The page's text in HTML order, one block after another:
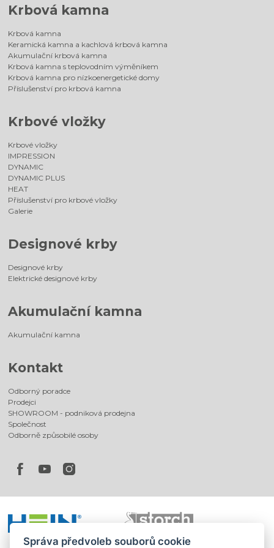
Krbová kamna
Krbová kamna
Keramická kamna a kachlová krbová kamna
Akumulační krbová kamna
Krbová kamna s teplovodním výměníkem
Krbová kamna pro nízkoenergetické domy
Příslušenství pro krbová kamna
Krbové vložky
Krbové vložky
IMPRESSION
DYNAMIC
DYNAMIC PLUS
HEAT
Příslušenství pro krbové vložky
Galerie
Designové krby
Designové krby
Elektrické designové krby
Akumulační kamna
Akumulační kamna
Kontakt
Odborný poradce
Prodejci
SHOWROOM - podniková prodejna
Společnost
Odborně způsobilé osoby
Správa předvoleb souborů cookie